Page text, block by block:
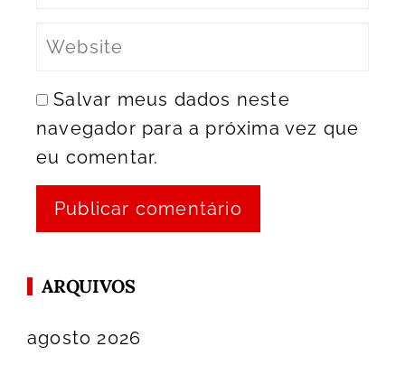
Salvar meus dados neste
navegador para a próxima vez que
eu comentar.
ARQUIVOS
agosto 2026